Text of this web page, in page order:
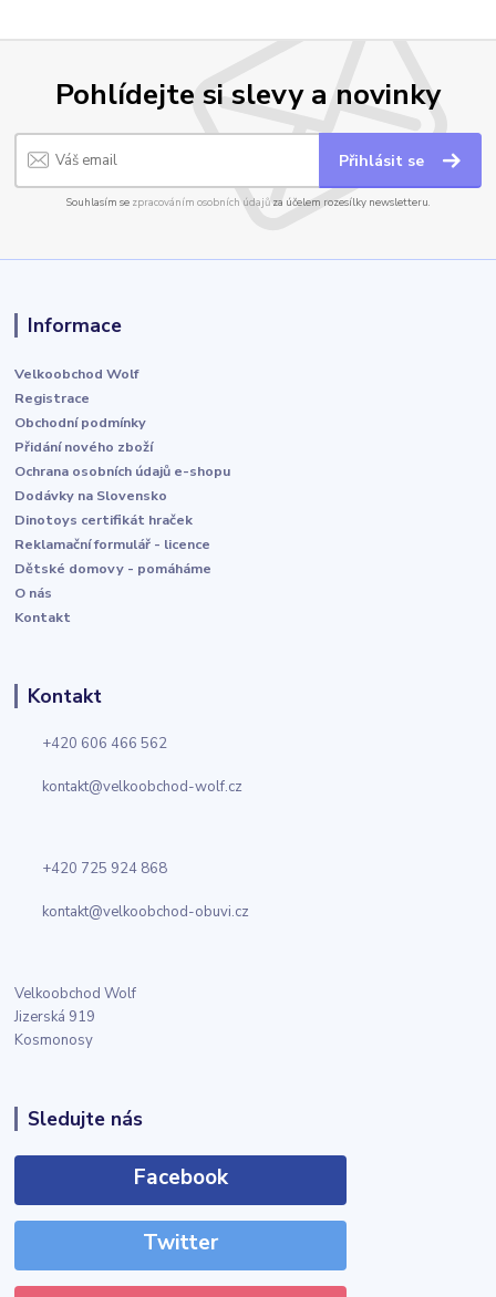
Pohlídejte si slevy a novinky
Přihlásit se
Souhlasím se zpracováním osobních údajůza účelem rozesílky newsletteru.
Informace
Velkoobchod Wolf
Registrace
Obchodní podmínky
Přidání nového zboží
Ochrana osobních údajů e-shopu
Dodávky na Slovensko
Dinotoys certifikát hraček
Reklamační formulář - licence
Dětské domovy - pomáháme
O nás
Kontakt
Kontakt
+420 606 466 562
kontakt@velkoobchod-wolf.cz
+420 725 924 868
kontakt@velkoobchod-obuvi.cz
Velkoobchod Wolf
Jizerská 919
Kosmonosy
Sledujte nás
Facebook
Twitter